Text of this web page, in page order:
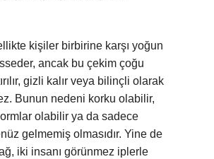
kişiler birbirine karşı yoğun
ancak bu çekim çoğu
gizli kalır veya bilinçli olarak
Bunun nedeni korku olabilir,
olabilir ya da sadece
gelmemiş olmasıdır. Yine de
iki insanı görünmez iplerle